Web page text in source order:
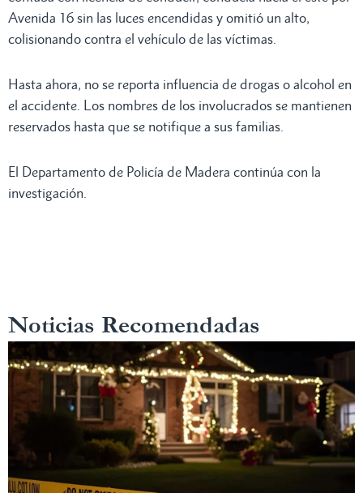
Avenida 16 sin las luces encendidas y omitió un alto,
colisionando contra el vehículo de las víctimas.
Hasta ahora, no se reporta influencia de drogas o alcohol en
el accidente. Los nombres de los involucrados se mantienen
reservados hasta que se notifique a sus familias.
El Departamento de Policía de Madera continúa con la
investigación.
Noticias Recomendadas